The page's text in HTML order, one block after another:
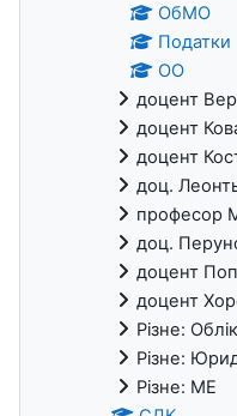
ОбМО
Податки
ОО
доцент
доцент
доцент
доц.
професор
доц.
доцент
доцент
Різне:
Різне:
Різне: МЕ